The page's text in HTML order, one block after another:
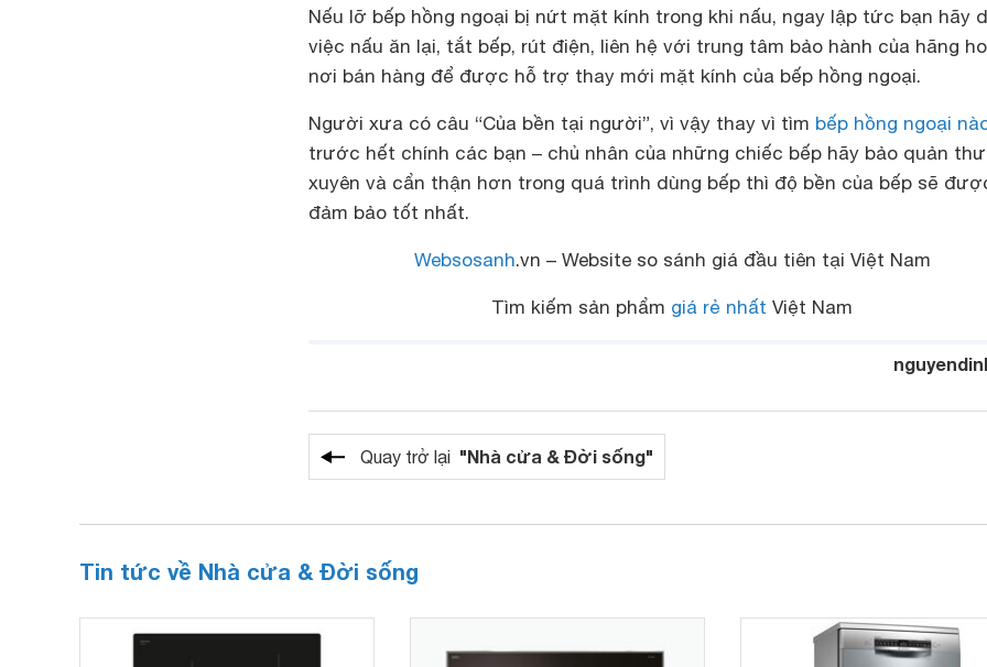
Nếu lỡ bếp hồng ngoại bị nứt mặt kính trong khi nấu, ngay lập tức bạn hãy
việc nấu ăn lại, tắt bếp, rút điện, liên hệ với trung tâm bảo hành của hãng
nơi bán hàng để được hỗ trợ thay mới mặt kính của bếp hồng ngoại.
Người xưa có câu “Của bền tại người”, vì vậy thay vì tìm bếp hồng ngoại
trước hết chính các bạn – chủ nhân của những chiếc bếp hãy bảo quản
xuyên và cẩn thận hơn trong quá trình dùng bếp thì độ bền của bếp sẽ
đảm bảo tốt nhất.
Websosanh.vn – Website so sánh giá đầu tiên tại Việt Nam
Tìm kiếm sản phẩm giá rẻ nhất Việt Nam
Quay trở lại "Nhà cửa & Đời sống"
Tin tức về Nhà cửa & Đời sống